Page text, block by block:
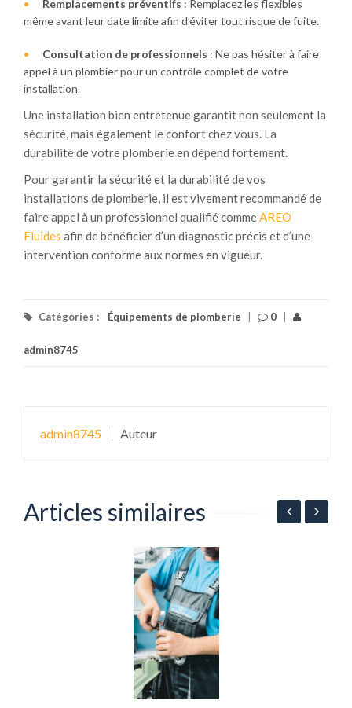
Remplacements préventifs : Remplacez les flexibles
même avant leur date limite afin d’éviter tout risque de fuite.
Consultation de professionnels : Ne pas hésiter à faire
appel à un plombier pour un contrôle complet de votre
installation.
Une installation bien entretenue garantit non seulement la
sécurité, mais également le confort chez vous. La
durabilité de votre plomberie en dépend fortement.
Pour garantir la sécurité et la durabilité de vos
installations de plomberie, il est vivement recommandé de
faire appel à un professionnel qualifié commeAREO
Fluides afin de bénéficier d’un diagnostic précis et d’une
intervention conforme aux normes en vigueur.
Catégories : Équipements de plomberie 0
admin8745
admin8745 Auteur
Articles similaires